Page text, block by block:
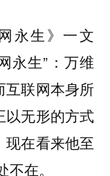
永生》一文
永生”：万维
互联网本身所
以无形的方式
现在看来他至
在。